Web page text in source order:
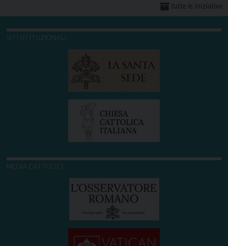
tutte le iniziative
SITI ISTITUZIONALI
MEDIA CATTOLICI